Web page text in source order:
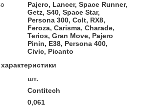
Pajero, Lancer, Space Runner,
Getz, S40, Space Star,
Persona 300, Colt, RX8,
Feroza, Carisma, Charade,
Terios, Gran Move, Pajero
Pinin, E38, Persona 400,
Civic, Picanto
шт.
Contitech
0,061